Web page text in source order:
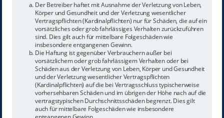
Der Betreiber haftet mit Ausnahme der Verletzung von Leben,
Körper und Gesundheit und der Verletzung wesentlicher
Vertragspflichten (Kardinalpflichten) nur für Schäden, die auf ein
vorsätzliches oder grob fahrlässiges Verhalten zurückzuführen
sind. Dies gilt auch für mittelbare Folgeschäden wie
insbesondere entgangenen Gewinn.
Die Haftung ist gegenüber Verbrauchern außer bei
vorsätzlichem oder grob fahrlässigem Verhalten oder bei
Schäden aus der Verletzung von Leben, Körper und Gesundheit
und der Verletzung wesentlicher Vertragspflichten
(Kardinalpflichten) auf die bei Vertragsschluss typischerweise
vorhersehbaren Schäden und im übrigen der Höhe nach auf die
vertragstypischen Durchschnittsschäden begrenzt. Dies gilt
auch für mittelbare Folgeschäden wie insbesondere